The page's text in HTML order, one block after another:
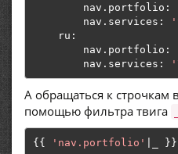
        nav
. portfolio :
        nav
. services :
    ru
:
        nav
. portfolio :
        nav
. services :
А обращаться к
помощью фильтра твига
{{ 'nav.portfolio' }}